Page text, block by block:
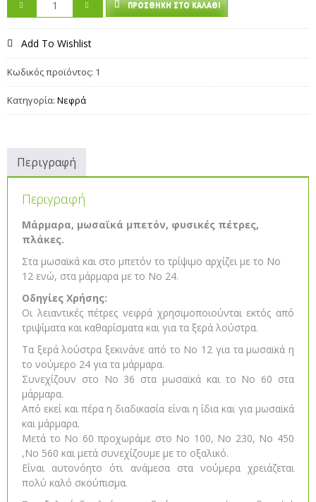
ΠΡΟΣΘΉΚΗ ΣΤΟ ΚΑΛΆΘΙ
Add To Wishlist
Κωδικός προϊόντος: 1
Κατηγορία: Νεφρά
Περιγραφή
Περιγραφή
Μάρμαρα, μωσαϊκά μπετόν, φυσικές πέτρες,
πλάκες.
Στα μωσαϊκά και στο μπετόν το τρίψιμο αρχίζει με το Νο
12 ενώ, στα μάρμαρα με το Νο 24.
Οδηγίες Χρήσης:
Οι λειαντικές πέτρες νεφρά χρησιμοποιούνται εκτός από
τριψίματα και καθαρίσματα και για τα ξερά λούστρα.
Τα ξερά λούστρα ξεκινάνε από το Νο 12 για τα μωσαϊκά η
το νούμερο 24 για τα μάρμαρα.
Συνεχίζουν στο Νο 36 στα μωσαϊκά και το Νο 60 στα
μάρμαρα.
Από εκεί και πέρα η διαδικασία είναι η ίδια και για μωσαϊκά
και μάρμαρα.
Μετά το Νο 60 προχωράμε στο Νο 100, Νο 230, Νο 450
,Νο 560 και μετά συνεχίζουμε με το οξαλικό.
Είναι αυτονόητο ότι ανάμεσα στα νούμερα χρειάζεται
πολύ καλό σκούπισμα.